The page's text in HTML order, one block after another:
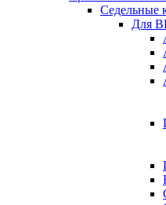
Седельные
Для